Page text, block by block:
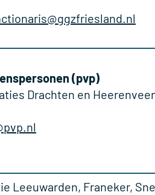
(pvp)
Drachten en
Leeuwarden, Franeker,